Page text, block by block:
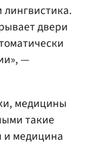
двери
—
медицины
такие
и медицина